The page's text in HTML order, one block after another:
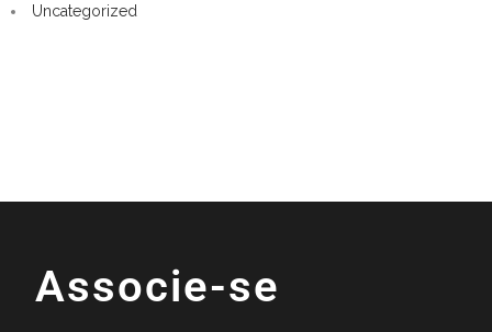
Uncategorized
Associe-se